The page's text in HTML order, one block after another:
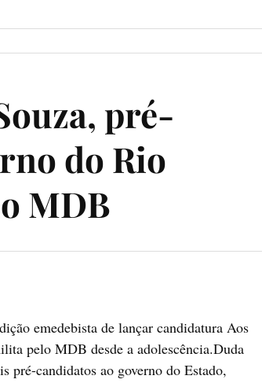
pré-
do Rio
MDB
emedebista de lançar candidatura Aos
pelo MDB desde a adolescência.Duda
pré-candidatos ao governo do Estado,